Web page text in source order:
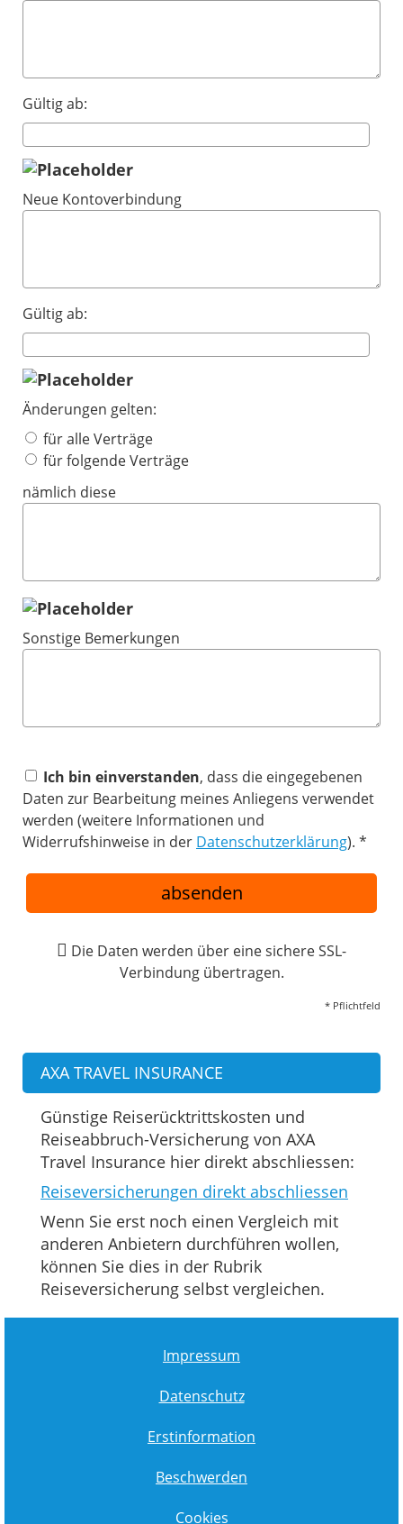
Gültig ab:
Neue Kontoverbindung
Gültig ab:
Änderungen gelten:
für alle Verträge
für folgende Verträge
nämlich diese
Sonstige Bemerkungen
Ich bin einverstanden, dass die eingegebenen
Daten zur Bearbeitung meines Anliegens verwendet
werden (weitere Informationen und
Widerrufshinweise in der Datenschutzerklärung). *
absenden
Die Daten werden über eine sichere SSL-
Verbindung übertragen.
* Pflichtfeld
AXA TRAVEL INSURANCE
Günstige Reiserücktrittskosten und
Reiseabbruch-Versicherung von AXA
Travel Insurance hier direkt abschliessen:
Reiseversicherungen direkt abschliessen
Wenn Sie erst noch einen Vergleich mit
anderen Anbietern durchführen wollen,
können Sie dies in der Rubrik
Reiseversicherung selbst vergleichen.
Impressum
Datenschutz
Erstinformation
Beschwerden
Cookies